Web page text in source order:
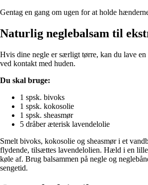
Gentag en gang om ugen for at holde
Naturlig neglebalsam til
Hvis dine negle er særligt tørre, kan du lave en
ved kontakt med huden.
Du skal bruge:
1 spsk. bivoks
1 spsk. kokosolie
1 spsk. sheasmør
5 dråber æterisk lavendelolie
Smelt bivoks, kokosolie og sheasmør i et
flydende, tilsættes lavendelolien. Hæld i en
køle af. Brug balsammen på negle og
sengetid.